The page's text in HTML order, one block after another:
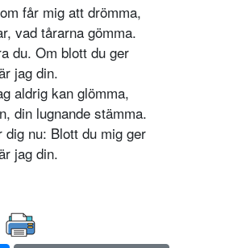
får mig att drömma,
vad tårarna gömma.
du. Om blott du ger
jag din.
aldrig kan glömma,
din lugnande stämma.
dig nu: Blott du mig ger
jag din.